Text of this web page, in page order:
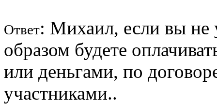
Ответ: Михаил, если вы не
образом будете
или деньгами, по
участниками..